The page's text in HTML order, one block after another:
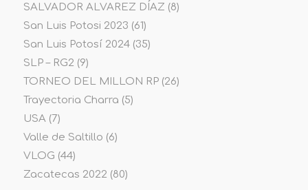
SALVADOR ALVAREZ DÍAZ (8)
San Luis Potosi 2023 (61)
San Luis Potosí 2024(35)
SLP – RG2 (9)
TORNEO DEL MILLON RP(26)
Trayectoria Charra (5)
USA(7)
Valle de Saltillo (6)
VLOG (44)
Zacatecas 2022 (80)